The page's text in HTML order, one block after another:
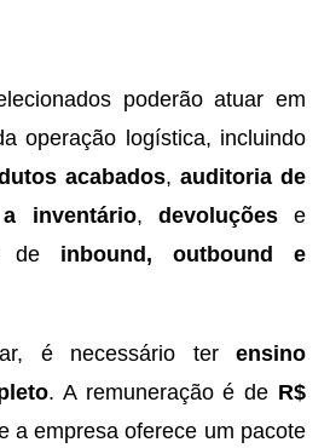
poderão atuar em
operação logística, incluindo
acabados, auditoria de
inventário, devoluçõese
de inbound, outbound e
é necessário ter ensino
. A remuneração é de R$
a empresa oferece um pacote